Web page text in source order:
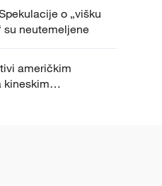
o „višku
su neutemeljene
američkim
kineskim